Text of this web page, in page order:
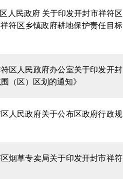
人民政府 关于印发开封市祥符区
符区乡镇政府耕地保护责任目标
区人民政府办公室关于印发开封
（区）区划的通知》
人民政府关于公布区政府行政规
烟草专卖局关于印发开封市祥符